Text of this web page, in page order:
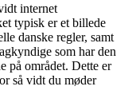
internet
typisk er et billede
danske regler, samt
som har den
på området. Dette er
så vidt du møder